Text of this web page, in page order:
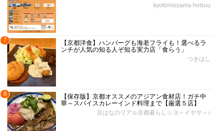
kyotonisiyama hotsuu
7
【京都洋食】ハンバーグも海老フライも！選べるラ
ンチが人気の知る人ぞ知る実力店「食らう」
つきはし
8
【保存版】京都オススメのアジアン食材店！ガチ中
華～スパイスカレーインド料理まで【厳選５店】
豆はなのリアル京都暮らし☆ヨ～イヤサ～♪